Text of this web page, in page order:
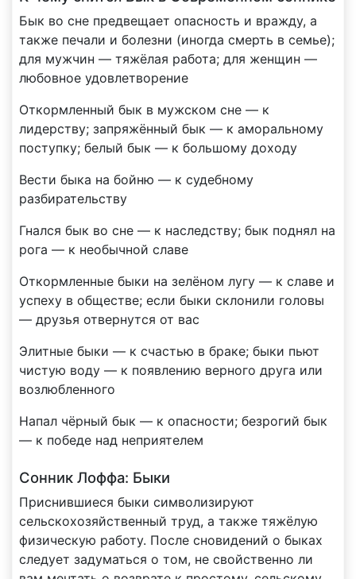
Бык во сне предвещает опасность и вражду, а
также печали и болезни (иногда смерть в семье);
для мужчин — тяжёлая работа; для женщин —
любовное удовлетворение
Откормленный бык в мужском сне — к
лидерству; запряжённый бык — к аморальному
поступку; белый бык — к большому доходу
Вести быка на бойню — к судебному
разбирательству
Гнался бык во сне — к наследству; бык поднял на
рога — к необычной славе
Откормленные быки на зелёном лугу — к славе и
успеху в обществе; если быки склонили головы
— друзья отвернутся от вас
Элитные быки — к счастью в браке; быки пьют
чистую воду — к появлению верного друга или
возлюбленного
Напал чёрный бык — к опасности; безрогий бык
— к победе над неприятелем
Сонник Лоффа: Быки
Приснившиеся быки символизируют
сельскохозяйственный труд, а также тяжёлую
физическую работу. После сновидений о быках
следует задуматься о том, не свойственно ли